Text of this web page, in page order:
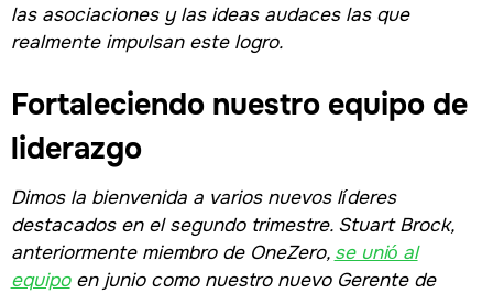
las asociaciones y las ideas audaces las que
realmente impulsan este logro.
Fortaleciendo nuestro equipo de
liderazgo
Dimos la bienvenida a varios nuevos líderes
destacados en el segundo trimestre. Stuart Brock,
anteriormente miembro de OneZero, se unió al
equipoen junio como nuestro nuevo Gerente de